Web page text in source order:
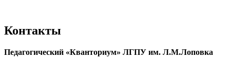
Контакты
Педагогический «Кванториум» ЛГПУ им. Л.М.Лоповка